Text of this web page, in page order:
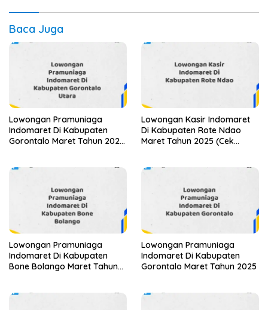
Baca Juga
Lowongan Pramuniaga
Indomaret Di Kabupaten
Gorontalo Maret Tahun 2025
Lowongan Kasir Indomaret
Di Kabupaten Rote Ndao
Maret Tahun 2025 (Cek
Lowongan Pramuniaga
Indomaret Di Kabupaten
Bone Bolango Maret Tahun
Lowongan Pramuniaga
Indomaret Di Kabupaten
Gorontalo Maret Tahun 2025